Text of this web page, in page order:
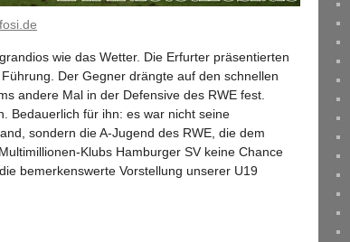
wie das Wetter. Die Erfurter präsentierten
Der Gegner drängte auf den schnellen
andere Mal in der Defensive des RWE fest.
Bedauerlich für ihn: es war nicht seine
sondern die A-Jugend des RWE, die dem
Klubs Hamburger SV keine Chance
bemerkenswerte Vorstellung unserer U19